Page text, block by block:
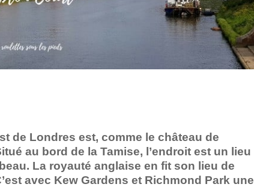
de Londres est, comme le château de
au bord de la Tamise, l’endroit est un lieu
La royauté anglaise en fit son lieu de
avec Kew Gardens et Richmond Park une